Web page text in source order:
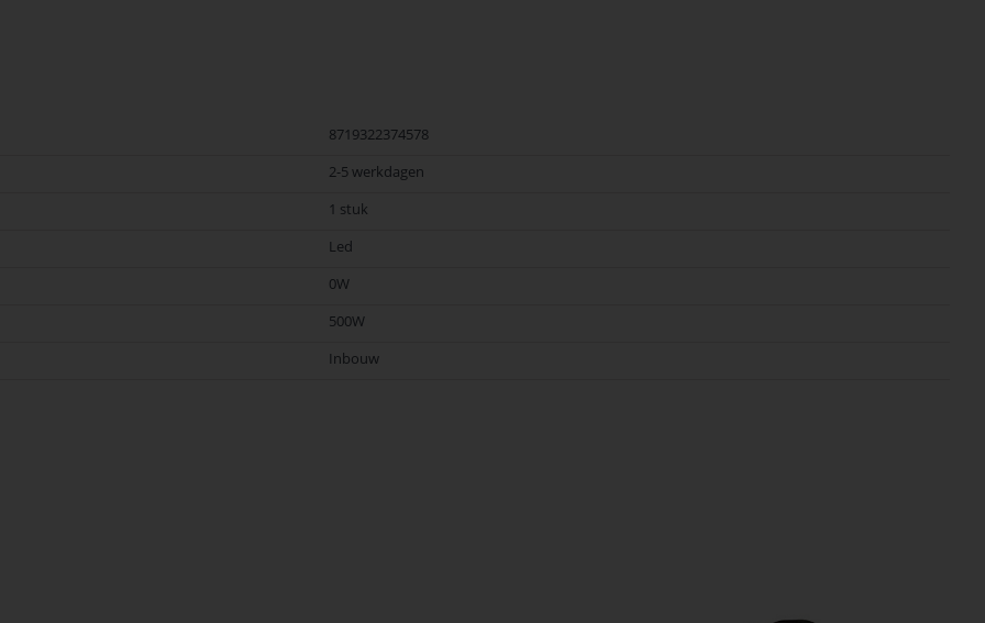
8719322374578
2-5 werkdagen
1 stuk
Led
0W
500W
Inbouw